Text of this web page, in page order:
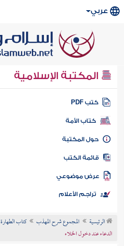
عربي
المكتبة الإسلامية
كتب PDF
كتاب الأمة
المكتبة
الكتب
موضوعي
تراجم الأعلام
الرئيسية المجموع شرح المهذب كتاب الطهارة
الدعاء عند دخول الخلاء